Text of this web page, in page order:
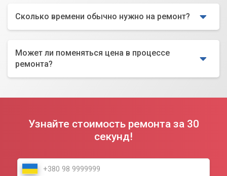
Сколько времени обычно нужно на ремонт?
Может ли поменяться цена в процессе
ремонта?
Узнайте стоимость ремонта за 30
секунд!